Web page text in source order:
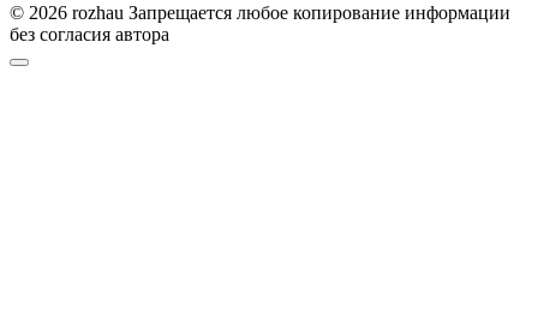
© 2026 rozhau Запрещается любое копирование информации
без согласия автора